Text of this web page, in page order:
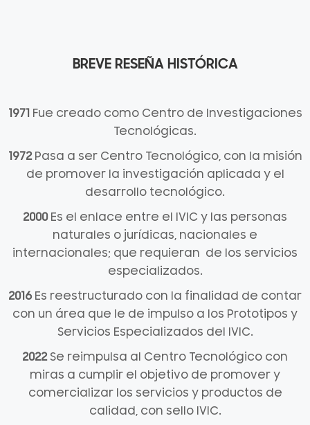
BREVE RESEÑA HISTÓRICA
1971 Fue creado como Centro de Investigaciones
Tecnológicas.
1972Pasa a ser Centro Tecnológico, con la misión
de promover la investigación aplicada y el
desarrollo tecnológico.
2000Es el enlace entre el IVIC y las personas
naturales o jurídicas, nacionales e
internacionales; que requieran de los servicios
especializados.
2016 Es reestructurado con la finalidad de contar
con un área que le de impulso a los Prototipos y
Servicios Especializados del IVIC.
2022 Se reimpulsa al Centro Tecnológico con
miras a cumplir el objetivo de promover y
comercializar los servicios y productos de
calidad, con sello IVIC.